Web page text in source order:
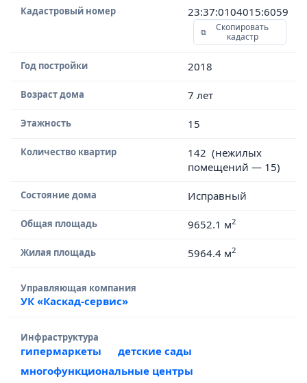
Кадастровый номер 23:37:0104015:6059
Скопировать
кадастр
Год постройки 2018
Возраст дома 7 лет
Этажность 15
Количество квартир
142 (нежилых
помещений — 15)
Состояние дома Исправный
Общая площадь 9652.1 м2
Жилая площадь 5964.4 м2
Управляющая компания
УК «Каскад-сервис»
Инфраструктура
гипермаркеты
детские сады
многофункциональные центры